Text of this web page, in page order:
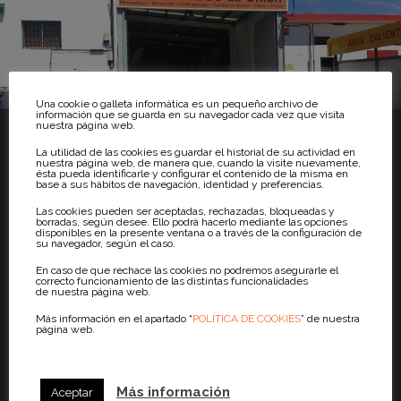
CTRA.
GENERAL (BARRANCO GRANDE)
Dirección
Carretera General del sur, km 7,5 Área de Autolavado,
38107 Santa Cruz de Tenerife
Horarios
Una cookie o galleta informática es un pequeño archivo de
información que se guarda en su navegador cada vez que visita
nuestra página web.
La utilidad de las cookies es guardar el historial de su actividad en
nuestra página web, de manera que, cuando la visite nuevamente,
ésta pueda identificarle y configurar el contenido de la misma en
base a sus hábitos de navegación, identidad y preferencias.
Las cookies pueden ser aceptadas, rechazadas, bloqueadas y
borradas, según desee. Ello podrá hacerlo mediante las opciones
disponibles en la presente ventana o a través de la configuración de
su navegador, según el caso.
En caso de que rechace las cookies no podremos asegurarle el
correcto funcionamiento de las distintas funcionalidades
de nuestra página web.
Más información en el apartado “POLÍTICA DE COOKIES” de nuestra
página web.
Aceptar Más información